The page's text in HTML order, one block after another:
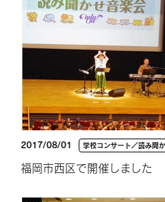
2017/08/01 学校コンサート／読み聞
福岡市西区で開催しました